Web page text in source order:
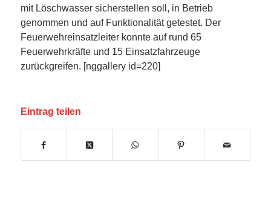
mit Löschwasser sicherstellen soll, in Betrieb
genommen und auf Funktionalität getestet. Der
Feuerwehreinsatzleiter konnte auf rund 65
Feuerwehrkräfte und 15 Einsatzfahrzeuge
zurückgreifen. [nggallery id=220]
Eintrag teilen